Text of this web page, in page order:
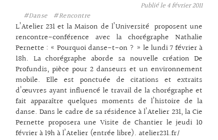
Publié le4 février 2011
#Danse
#Rencontre
L’Atelier 231 et la Maison de l’Université proposent une
rencontre-conférence avec la chorégraphe Nathalie
Pernette : « Pourquoi danse-t-on ? » le lundi 7 février à
18h. La chorégraphe aborde sa nouvelle création De
Profundis, pièce pour 2 danseurs et un environnement
mobile. Elle est ponctuée de citations et extraits
d’œuvres ayant influencé le travail de la chorégraphe et
fait apparaître quelques moments de l’histoire de la
danse. Dans le cadre de sa résidence à l’Atelier 231, la Cie
Pernette proposera une Visite de Chantier le jeudi 10
février à 19h à l’Atelier (entrée libre). atelier231.fr/